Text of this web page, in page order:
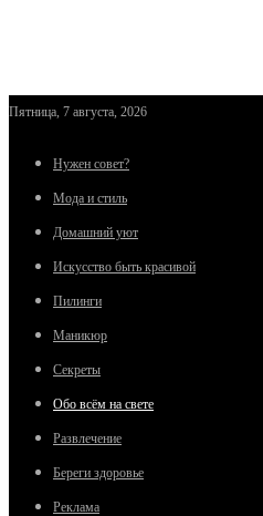
Пятница, 7 августа, 2026
Нужен совет?
Мода и стиль
Домашний уют
Искусство быть красивой
Пилинги
Маникюр
Секреты
Обо всём на свете
Развлечение
Береги здоровье
Реклама